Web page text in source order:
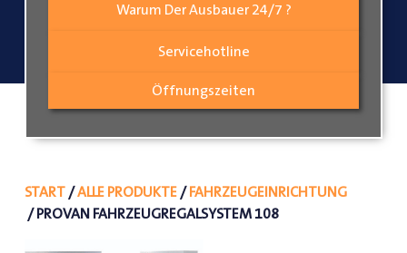
Warum Der Ausbauer 24/7 ?
Servicehotline
Öffnungszeiten
START/ALLE PRODUKTE/FAHRZEUGEINRICHTUNG
/ PROVAN FAHRZEUGREGALSYSTEM 108